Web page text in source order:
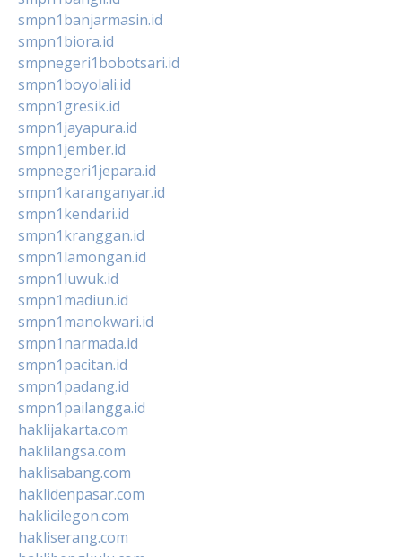
smpn1banjarmasin.id
smpn1biora.id
smpnegeri1bobotsari.id
smpn1boyolali.id
smpn1gresik.id
smpn1jayapura.id
smpn1jember.id
smpnegeri1jepara.id
smpn1karanganyar.id
smpn1kendari.id
smpn1kranggan.id
smpn1lamongan.id
smpn1luwuk.id
smpn1madiun.id
smpn1manokwari.id
smpn1narmada.id
smpn1pacitan.id
smpn1padang.id
smpn1pailangga.id
haklijakarta.com
haklilangsa.com
haklisabang.com
haklidenpasar.com
haklicilegon.com
hakliserang.com